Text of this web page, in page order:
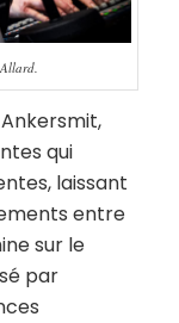
qui
laissant
entre
sur le
par